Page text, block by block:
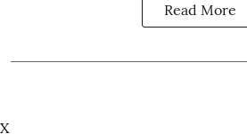
Read More
X